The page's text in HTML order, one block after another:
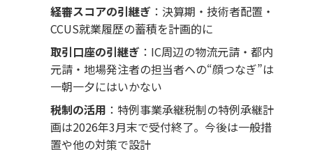
経審スコアの引継ぎ ：決算期・技術者配置・
CCUS就業履歴の蓄積を計画的に
取引口座の引継ぎ ：IC周辺の物流元請・都内
元請・地場発注者の担当者への“顔つなぎ”は
一朝一夕にはいかない
税制の活用 ：特例事業承継税制の特例承継計
画は2026年3月末で受付終了。今後は一般措
置や他の対策で設計